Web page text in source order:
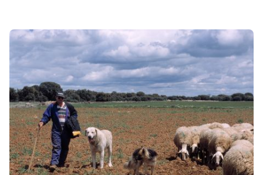
Image